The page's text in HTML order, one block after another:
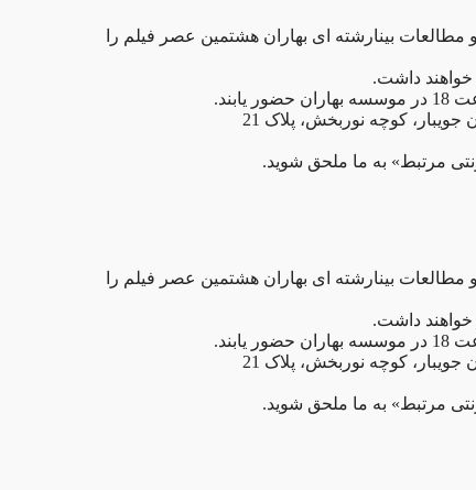
بینارشته ای بهاران هشتمین عصر فیلم را
داشت.
کوچه نوربخش، پلاک 21
مرتبط» به ما ملحق شوید.
بینارشته ای بهاران هشتمین عصر فیلم را
داشت.
کوچه نوربخش، پلاک 21
مرتبط» به ما ملحق شوید.